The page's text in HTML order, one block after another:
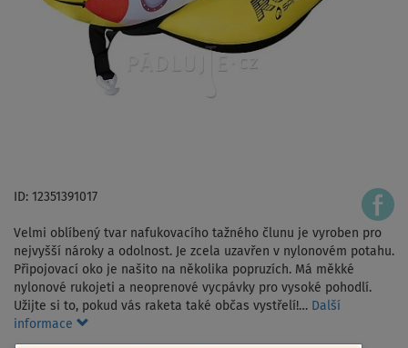
ID: 12351391017
Velmi oblíbený tvar nafukovacího tažného člunu je vyroben pro
nejvyšší nároky a odolnost. Je zcela uzavřen v nylonovém potahu.
Připojovací oko je našito na několika popruzích. Má měkké
nylonové rukojeti a neoprenové vycpávky pro vysoké pohodlí.
Užijte si to, pokud vás raketa také občas vystřelí!… Další
informace